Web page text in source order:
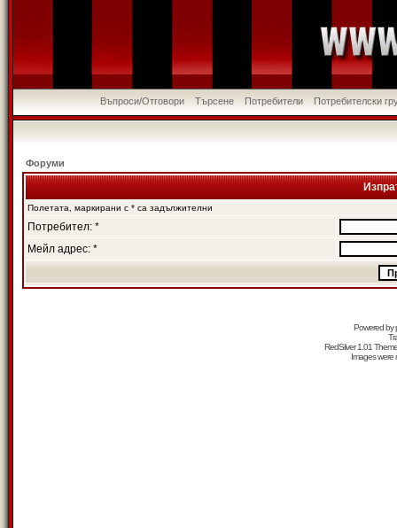
Въпроси/Отговори Търсене Потребители Потребителски
Форуми
Полетата, маркирани с * са задължителни
Потребител: *
Мейл адрес: *
Powered by
RedSilver 1.01
Images were